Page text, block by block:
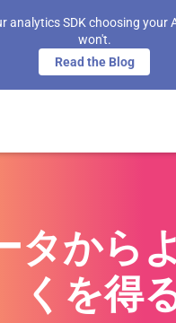
analytics SDK choosing your
won't.
Read the Blog
タから
くを得